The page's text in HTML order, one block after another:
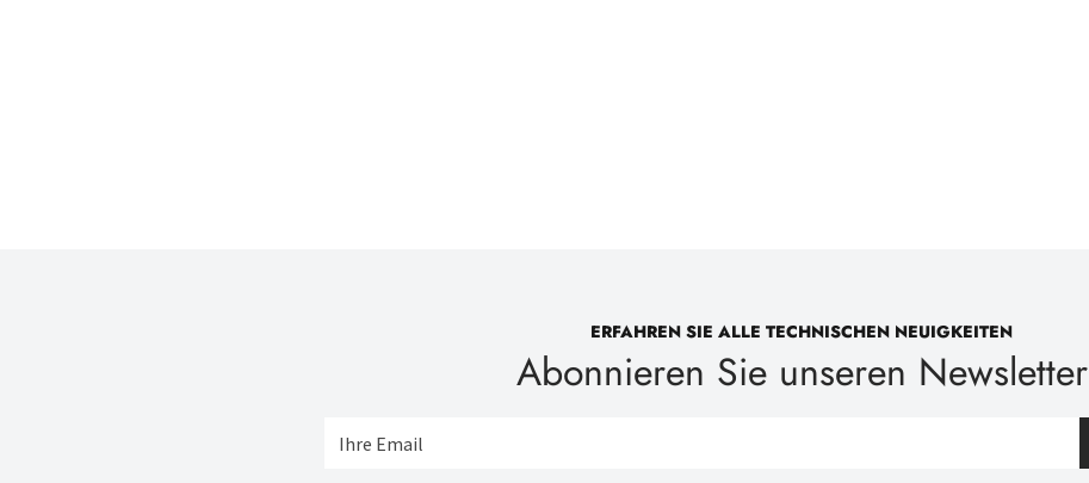
ERFAHREN SIE ALLE TECHNISCHEN NEUIGKEITEN
Abonnieren Sie unseren Newsletter